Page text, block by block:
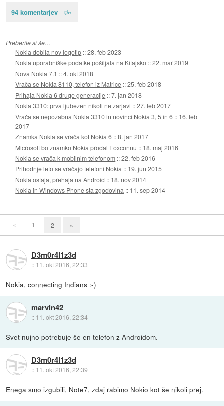
94 komentarjev
Preberite si še…
Nokia dobila nov logotip ::28. feb 2023
Nokia uporabniške podatke pošiljala na Kitajsko ::22. mar 2019
Nova Nokia 7.1 ::4. okt 2018
Vrača se Nokia 8110, telefon iz Matrice ::25. feb 2018
Prihaja Nokia 6 druge generacije ::7. jan 2018
Nokia 3310: prva ljubezen nikoli ne zarjavi ::27. feb 2017
Vrača se nepozabna Nokia 3310 in novinci Nokia 3, 5 in 6 :: 16. feb
2017
Znamka Nokia se vrača kot Nokia 6 ::8. jan 2017
Microsoft bo znamko Nokia prodal Foxconnu :: 18. maj 2016
Nokia se vrača k mobilnim telefonom ::22. feb 2016
Prihodnje leto se vračajo telefoni Nokia :: 19. jun 2015
Nokia ostaja, prehaja na Android :: 18. nov 2014
Nokia in Windows Phone sta zgodovina :: 11. sep 2014
« 1 2 »
D3m0r4l1z3d
:: 11. okt 2016, 22:33
Nokia, connecting Indians :-)
marvin42
:: 11. okt 2016, 22:34
Svet nujno potrebuje še en telefon z Androidom.
D3m0r4l1z3d
:: 11. okt 2016, 22:39
Enega smo izgubili, Note7, zdaj rabimo Nokio kot še nikoli prej.